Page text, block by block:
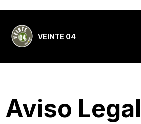
VEINTE 04
Aviso Legal